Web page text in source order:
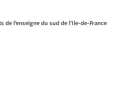
de l’enseigne du sud de l’Ile-de-France